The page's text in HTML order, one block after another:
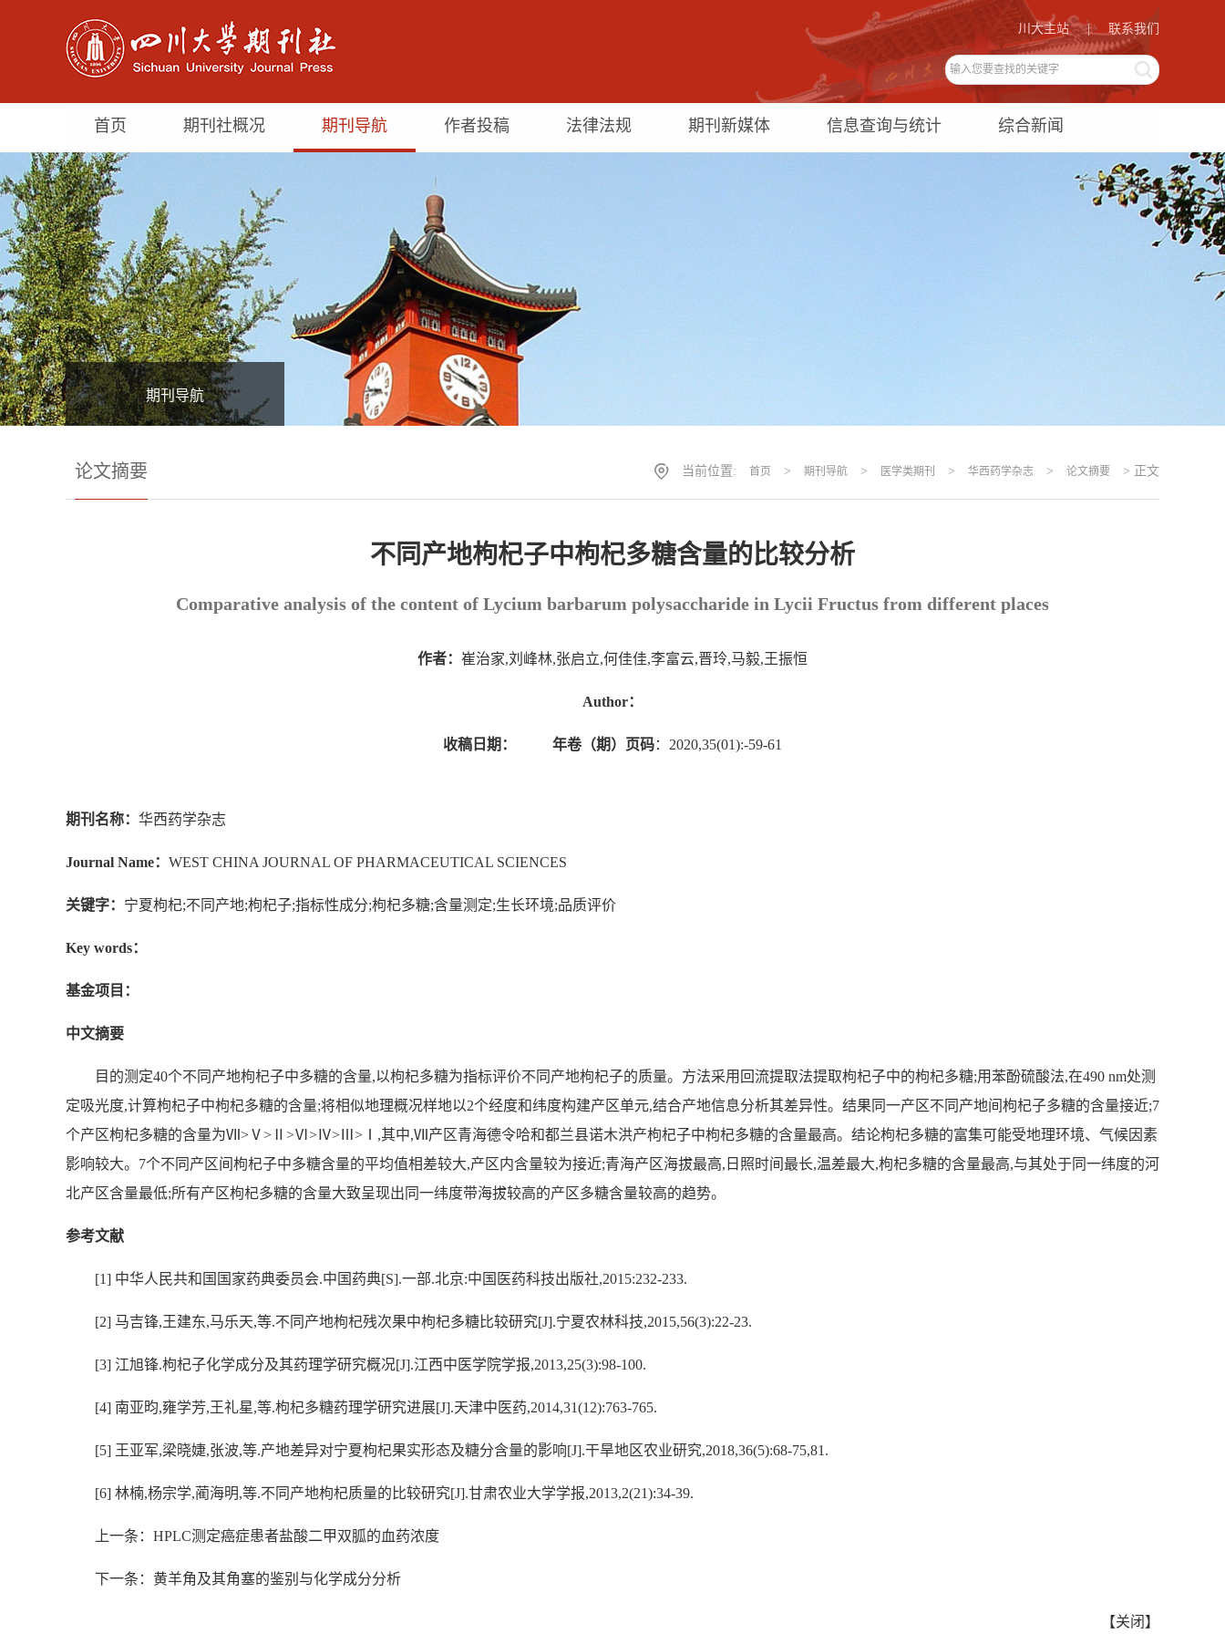
联系我们
川大主站 |
首页 期刊社概况 期刊导航 作者投稿 法律法规 期刊新媒体 信息查询与统计 综合新闻
期刊导航
论文摘要 当前位置: 首页 > 期刊导航 > 医学类期刊 > 华西药学杂志 > 论文摘要 > 正文
不同产地枸杞子中枸杞多糖含量的比较分析
Comparative analysis of the content of Lycium barbarum polysaccharide in Lycii Fructus from different places
作者： 崔治家,刘峰林,张启立,何佳佳,李富云,晋玲,马毅,王振恒
Author：
收稿日期： 年卷（期）页码：2020,35(01):-59-61
期刊名称： 华西药学杂志
Journal Name： WEST CHINA JOURNAL OF PHARMACEUTICAL SCIENCES
关键字： 宁夏枸杞;不同产地;枸杞子;指标性成分;枸杞多糖;含量测定;生长环境;品质评价
Key words：
基金项目：
中文摘要
目的测定40个不同产地枸杞子中多糖的含量,以枸杞多糖为指标评价不同产地枸杞子的质量。方法采用回流提取法提取枸杞子中的枸杞多糖;用苯酚硫酸法,在490 nm处测
定吸光度,计算枸杞子中枸杞多糖的含量;将相似地理概况样地以2个经度和纬度构建产区单元,结合产地信息分析其差异性。结果同一产区不同产地间枸杞子多糖的含量接近;7
个产区枸杞多糖的含量为Ⅶ>Ⅴ>Ⅱ>Ⅵ>Ⅳ>Ⅲ>Ⅰ,其中,Ⅶ产区青海德令哈和都兰县诺木洪产枸杞子中枸杞多糖的含量最高。结论枸杞多糖的富集可能受地理环境、气候因素
影响较大。7个不同产区间枸杞子中多糖含量的平均值相差较大,产区内含量较为接近;青海产区海拔最高,日照时间最长,温差最大,枸杞多糖的含量最高,与其处于同一纬度的河
北产区含量最低;所有产区枸杞多糖的含量大致呈现出同一纬度带海拔较高的产区多糖含量较高的趋势。
参考文献
[1] 中华人民共和国国家药典委员会.中国药典[S].一部.北京:中国医药科技出版社,2015:232-233.
[2] 马吉锋,王建东,马乐天,等.不同产地枸杞残次果中枸杞多糖比较研究[J].宁夏农林科技,2015,56(3):22-23.
[3] 江旭锋.枸杞子化学成分及其药理学研究概况[J].江西中医学院学报,2013,25(3):98-100.
[4] 南亚昀,雍学芳,王礼星,等.枸杞多糖药理学研究进展[J].天津中医药,2014,31(12):763-765.
[5] 王亚军,梁晓婕,张波,等.产地差异对宁夏枸杞果实形态及糖分含量的影响[J].干旱地区农业研究,2018,36(5):68-75,81.
[6] 林楠,杨宗学,蔺海明,等.不同产地枸杞质量的比较研究[J].甘肃农业大学学报,2013,2(21):34-39.
上一条：HPLC测定癌症患者盐酸二甲双胍的血药浓度
下一条：黄羊角及其角塞的鉴别与化学成分分析
【关闭 】